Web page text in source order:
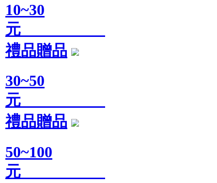
10~30
元
禮品贈品
30~50
元
禮品贈品
50~100
元